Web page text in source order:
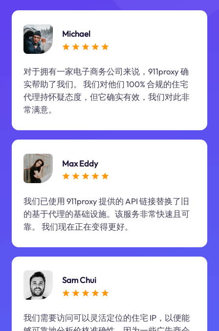
Michael
对于拥有一家电子商务公司来说，911proxy 确
实帮助了我们。 我们对他们 100% 合规的住宅
代理持怀疑态度，但它确实有效，我们对此非
常满意。
Max Eddy
我们已使用 911proxy 提供的 API 链接替换了旧
的基于代理的基础设施。该服务非常快速且可
靠。 我们现在正在变得更好。
Sam Chui
我们需要访问可以灵活定位的住宅 IP，以便能